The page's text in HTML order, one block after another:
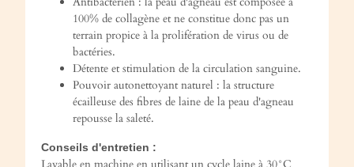
100% de collagène et ne constitue donc pas un
terrain propice à la prolifération de virus ou de
bactéries.
Détente et stimulation de la circulation sanguine.
Pouvoir autonettoyant naturel : la structure
écailleuse des fibres de laine de la peau d'agneau
repousse la saleté.
Conseils d'entretien :